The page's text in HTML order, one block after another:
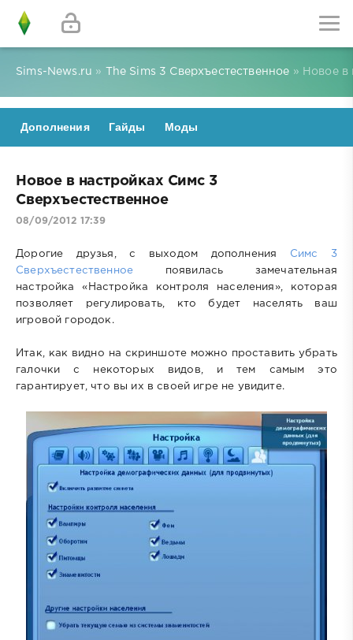
Sims-News.ru » The Sims 3 Сверхъестественное » Новое в
Дополнения Гайды Моды
Новое в настройках Симс 3
Сверхъестественное
08/09/2012 17:39
Дорогие друзья, с выходом дополнения
Симс 3
Сверхъестественное появилась замечательная
настройка «Настройка контроля населения», которая
позволяет регулировать, кто будет населять ваш
игровой городок.
Итак, как видно на скриншоте можно проставить убрать
галочки с некоторых видов, и тем самым это
гарантирует, что вы их в своей игре не увидите.